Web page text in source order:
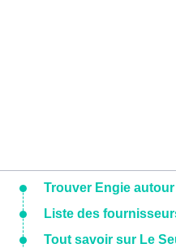
Trouver Engie
Liste des
Tout savoir sur Le